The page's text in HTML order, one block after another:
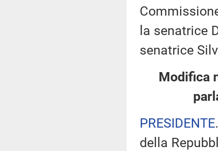
la senatrice
senatrice
Modifica
PRESIDENTE
della